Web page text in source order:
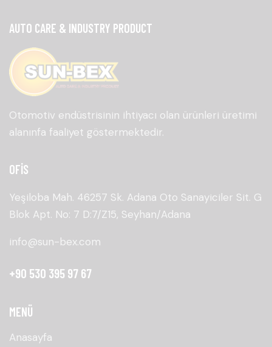
AUTO CARE & INDUSTRY PRODUCT
Otomotiv endüstrisinin ihtiyacı olan ürünleri üretimi
alanınfa faaliyet göstermektedir.
OFİS
Yeşiloba Mah. 46257 Sk. Adana Oto Sanayiciler Sit. G
Blok Apt. No: 7 D:7/Z15, Seyhan/Adana
info@sun-bex.com
+90 530 395 97 67
MENÜ
Anasayfa